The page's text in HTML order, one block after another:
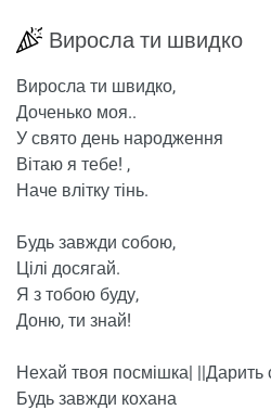
Виросла ти швидко
Виросла ти швидко,
Доченько моя..
У свято день народження
Вітаю я тебе! ,
Наче влітку тінь.
Будь завжди собою,
Цілі досягай.
Я з тобою буду,
Доню, ти знай!
Нехай твоя посмішка| ||Дарить
Будь завжди кохана